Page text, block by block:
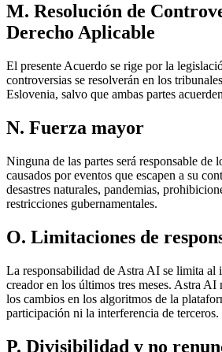
M. Resolución de
Derecho Aplicable
El presente Acuerdo se rige por la
controversias se resolverán en los
Eslovenia, salvo que ambas partes
N. Fuerza mayor
Ninguna de las partes será responsable de
causados ​​por eventos que escapen a su
desastres naturales, pandemias,
restricciones gubernamentales.
O. Limitaciones de
La responsabilidad de Astra AI se limita al
creador en los últimos tres meses. Astra AI
los cambios en los algoritmos de la
participación ni la interferencia de terceros.
P. Divisibilidad y no